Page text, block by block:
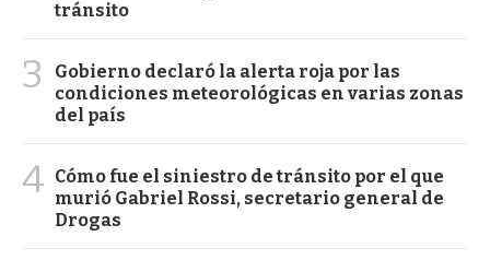
tránsito
3
Gobierno declaró la alerta roja por las
condiciones meteorológicas en varias zonas
del país
4 Cómo fue el siniestro de tránsito por el que
murió Gabriel Rossi, secretario general de
Drogas